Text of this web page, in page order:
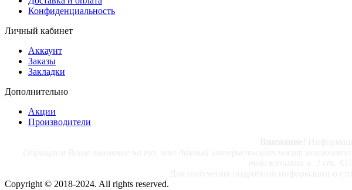
Конфиденциальность
Личный кабинет
Аккаунт
Заказы
Закладки
Дополнительно
Акции
Производители
Copyright © 2018-2024. All rights reserved.